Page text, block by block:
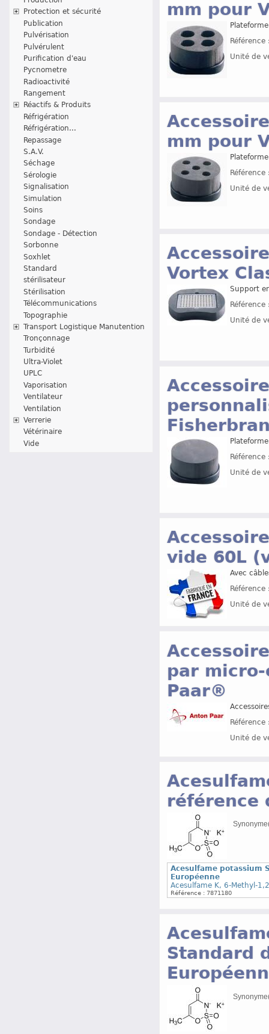
Protection et sécurité
Publication
Pulvérisation
Pulvérulent
Purification d'eau
Pycnometre
Radioactivité
Rangement
Réactifs & Produits
Réfrigération
Réfrigération...
Repassage
S.A.V.
Séchage
Sérologie
Signalisation
Simulation
Soins
Sondage
Sondage - Détection
Sorbonne
Soxhlet
Standard
stérilisateur
Stérilisation
Télécommunications
Topographie
Transport Logistique Manutention
Tronçonnage
Turbidité
Ultra-Violet
UPLC
Vaporisation
Ventilateur
Ventilation
Verrerie
Vétérinaire
Vide
mm pour
Unité de
mm pour
Unité de
Vortex
Support
Unité de
Unité de
vide 60L
Avec
Unité de
par
Paar®
Unité de
référence
Acesulfame potassium
Européenne
Acesulfame K, 6-Methyl-
Référence : 7871180
Standard